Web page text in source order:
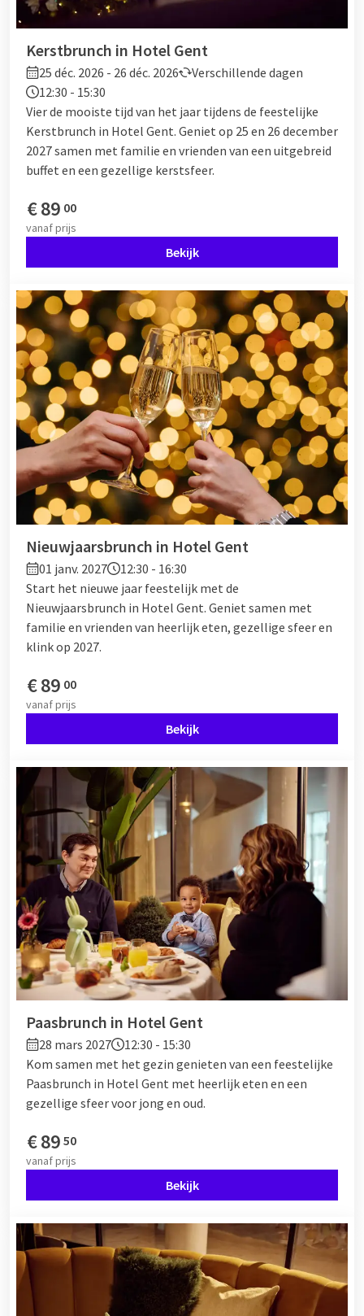
Kerstbrunch in Hotel Gent
25 déc. 2026 - 26 déc. 2026
Verschillende dagen
12:30 - 15:30
Vier de mooiste tijd van het jaar tijdens de feestelijke
Kerstbrunch in Hotel Gent. Geniet op 25 en 26 december
2027 samen met familie en vrienden van een uitgebreid
buffet en een gezellige kerstsfeer.
€89 00
vanafprijs
Bekijk
Nieuwjaarsbrunch in Hotel Gent
01 janv. 2027
12:30 - 16:30
Start het nieuwe jaar feestelijk met de
Nieuwjaarsbrunch in Hotel Gent. Geniet samen met
familie en vrienden van heerlijk eten, gezellige sfeer en
klink op 2027.
€89 00
vanafprijs
Bekijk
Paasbrunch in Hotel Gent
28 mars 2027
12:30 - 15:30
Kom samen met het gezin genieten van een feestelijke
Paasbrunch in Hotel Gent met heerlijk eten en een
gezellige sfeer voor jong en oud.
€89 50
vanafprijs
Bekijk